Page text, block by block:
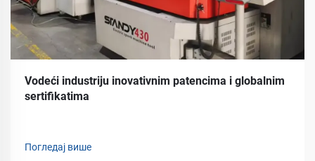
Vodeći industriju inovativnim patencima i globalnim
sertifikatima
Погледај више